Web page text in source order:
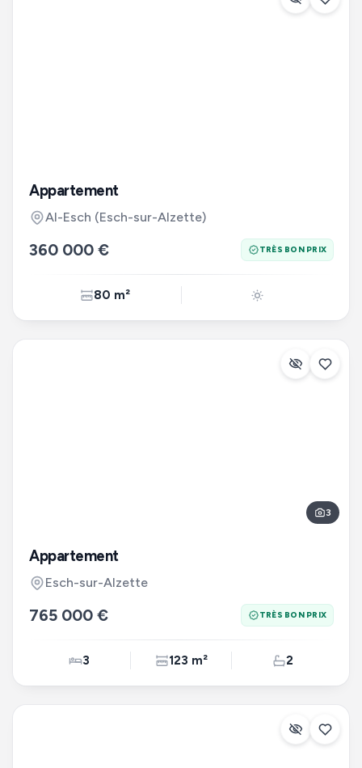
Appartement
Al-Esch (Esch-sur-Alzette)
360 000 € TRÈS BON PRIX
80 m²
3
Appartement
Esch-sur-Alzette
765 000 € TRÈS BON PRIX
3 123 m² 2